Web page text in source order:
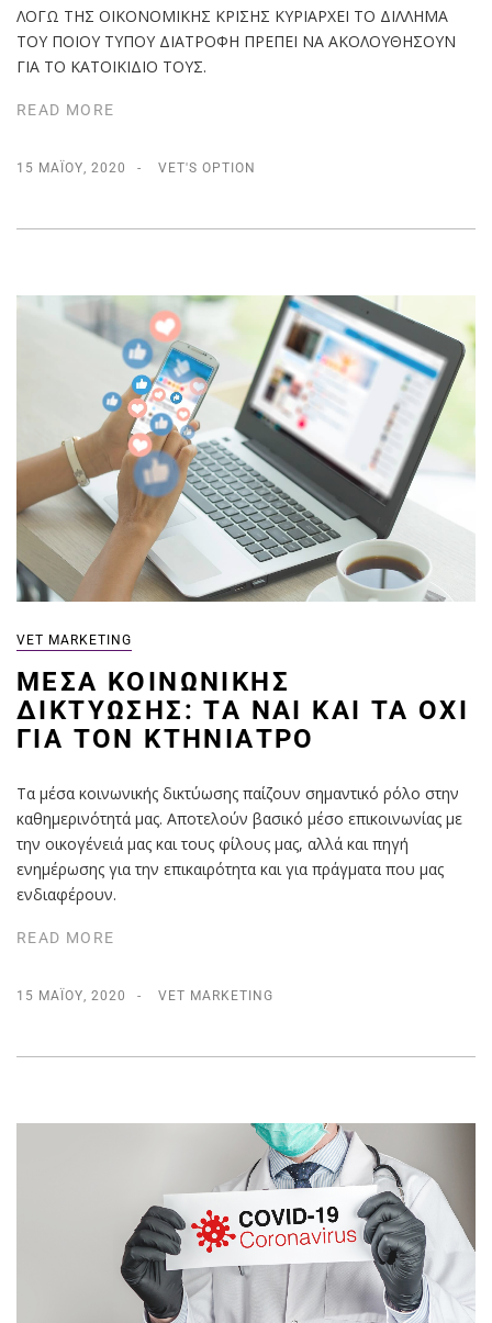
ΛΟΓΩ ΤΗΣ ΟΙΚΟΝΟΜΙΚΗΣ ΚΡΙΣΗΣ ΚΥΡΙΑΡΧΕΙ ΤΟ ΔΙΛΛΗΜΑ
ΤΟΥ ΠΟΙΟΥ ΤΥΠΟΥ ΔΙΑΤΡΟΦΗ ΠΡΕΠΕΙ ΝΑ ΑΚΟΛΟΥΘΗΣΟΥΝ
ΓΙΑ ΤΟ ΚΑΤΟΙΚΙΔΙΟ ΤΟΥΣ.
READ MORE
15 ΜΑΪ́ΟΥ, 2020 VET'S OPTION
VET MARKETING
ΜΈΣΑ ΚΟΙΝΩΝΙΚΉΣ
ΔΙΚΤΎΩΣΗΣ: ΤΑ ΝΑΙ ΚΑΙ ΤΑ ΟΧΙ
ΓΙΑ ΤΟΝ ΚΤΗΝΙΑΤΡΟ
Τα μέσα κοινωνικής δικτύωσης παίζουν σημαντικό ρόλο στην
καθημερινότητά μας. Αποτελούν βασικό μέσο επικοινωνίας με
την οικογένειά μας και τους φίλους μας, αλλά και πηγή
ενημέρωσης για την επικαιρότητα και για πράγματα που μας
ενδιαφέρουν.
READ MORE
15 ΜΑΪ́ΟΥ, 2020 VET MARKETING